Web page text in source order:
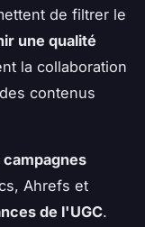
de filtrer le
une qualité
la collaboration
contenus
Ahrefs et
de l'UGC.